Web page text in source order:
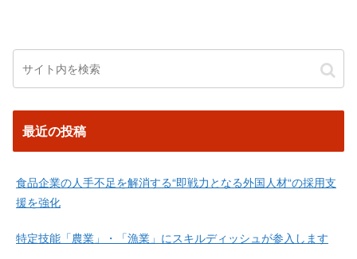
最近の投稿
食品企業の人手不足を解消する“即戦力となる外国人材“の採用支
援を強化
特定技能「農業」・「漁業」にスキルディッシュが参入します